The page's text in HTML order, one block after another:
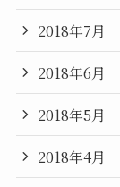
2018年7月
2018年6月
2018年5月
2018年4月